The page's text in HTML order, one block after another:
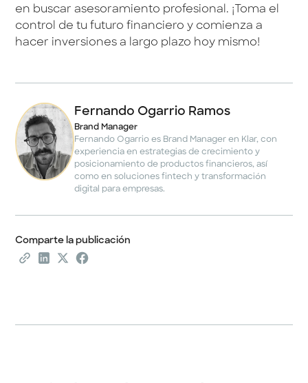
en buscar asesoramiento profesional. ¡Toma el
control de tu futuro financiero y comienza a
hacer inversiones a largo plazo hoy mismo!
Fernando Ogarrio Ramos
Brand Manager
Fernando Ogarrio es Brand Manager en Klar, con
experiencia en estrategias de crecimiento y
posicionamiento de productos financieros, así
como en soluciones fintech y transformación
digital para empresas.
Comparte la publicación